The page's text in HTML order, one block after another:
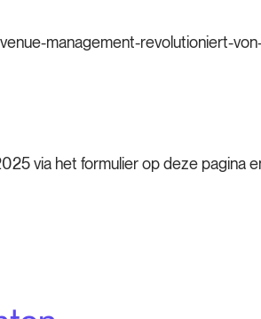
management-revolutioniert-
via het formulier op deze pagina